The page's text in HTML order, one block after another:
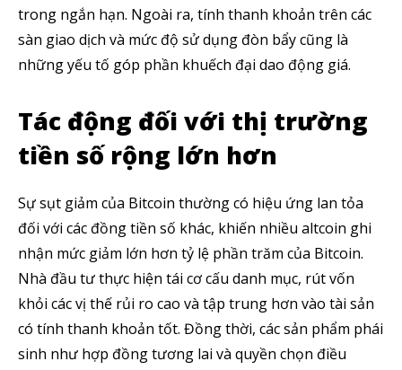
trong ngắn hạn. Ngoài ra, tính thanh khoản trên các
sàn giao dịch và mức độ sử dụng đòn bẩy cũng là
những yếu tố góp phần khuếch đại dao động giá.
Tác động đối với thị trường
tiền số rộng lớn hơn
Sự sụt giảm của Bitcoin thường có hiệu ứng lan tỏa
đối với các đồng tiền số khác, khiến nhiều altcoin ghi
nhận mức giảm lớn hơn tỷ lệ phần trăm của Bitcoin.
Nhà đầu tư thực hiện tái cơ cấu danh mục, rút vốn
khỏi các vị thế rủi ro cao và tập trung hơn vào tài sản
có tính thanh khoản tốt. Đồng thời, các sản phẩm phái
sinh như hợp đồng tương lai và quyền chọn điều